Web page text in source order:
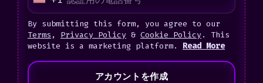
U
n
i
t
By submitting this form, you agree to our
Terms , Privacy Policy & Cookie Policy. This
website is a marketing platform. Read More
アカウントを作成